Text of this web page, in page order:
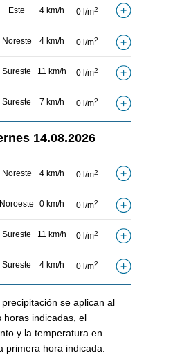
Este 4 km/h 0 l/m2
Noreste 4 km/h 0 l/m2
Sureste 11 km/h 0 l/m2
Sureste 7 km/h 0 l/m2
14.08.2026
Noreste 4 km/h 0 l/m2
Noroeste 0 km/h 0 l/m2
Sureste 11 km/h 0 l/m2
Sureste 4 km/h 0 l/m2
se aplican al
horas indicadas, el
y la temperatura en
primera hora indicada.